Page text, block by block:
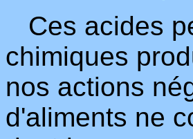
Ces acides
chimiques
nos actions
d'aliments ne